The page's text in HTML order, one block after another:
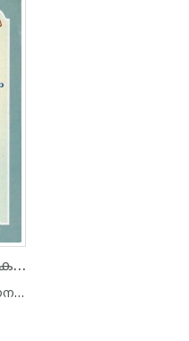
ശാരീരികവും മാനസികവും ആധ്യാത്മികവുമായ രോഗവിമോചന മാർഗ്ഗങ്ങളുടെ സമന്വയീകരണം
ശ്രീ ശ്രീ പരമാനന്ദ യോഗനന്ദ